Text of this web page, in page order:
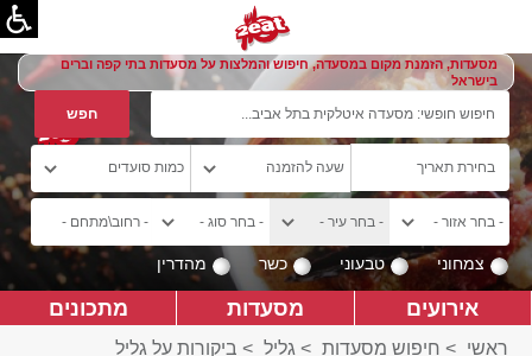
מסעדות, הזמנת מקום במסעדה, חיפוש והמלצות על מסעדות בתי קפה וברים
בישראל
צמחוני טבעוני כשר מהדרין
אירועים מסעדות מתכונים
ראשי > חיפוש מסעדות > גליל > ביקורות על גליל